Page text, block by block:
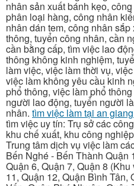
nhân sản xuất bánh kẹo,
phân loại hàng, công nhân
nhân dán tem, công nhân
thông, tuyển công nhân, cần
cần bằng cấp, tìm việc lao
thông không kinh nghiệm,
làm việc, việc làm thời vụ,
việc làm không yêu cầu kinh
phổ thông, việc làm phổ
người lao động, tuyển người
nhân. tìm việc làm tại an
tìm việc uy tín: Trụ sở các
khu chế xuất, khu công nghiệp
Trung tâm dịch vụ việc làm
Bến Nghé - Bến Thành Quận
Quận 6, Quận 7, Quận 8
11, Quận 12, Quận Bình Tân,